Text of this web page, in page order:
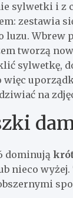
sylwetki i z
zestawia
Wbrew
tworzą
sylwetkę,
na
dominują
nieco